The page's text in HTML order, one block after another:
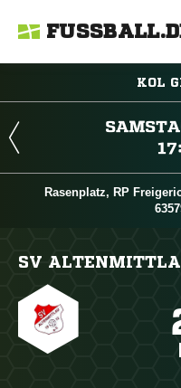
KOL
Rasenplatz, RP
SV